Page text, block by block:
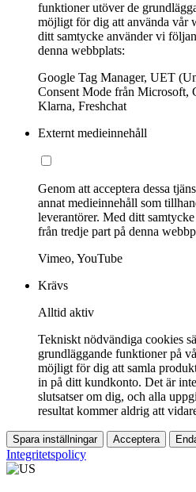
funktioner utöver de
möjligt för dig att använda vår
ditt samtycke använder vi
denna webbplats:
Google Tag Manager, UET
Consent Mode från Microsoft,
Klarna, Freshchat
Externt medieinnehåll
Genom att acceptera dessa
annat medieinnehåll som
leverantörer. Med ditt
från tredje part på denna
Vimeo, YouTube
Krävs
Alltid aktiv
Tekniskt nödvändiga cookies
grundläggande funktioner på
möjligt för dig att samla
in på ditt kundkonto. Det är
slutsatser om dig, och alla
resultat kommer aldrig att
Spara inställningar Acceptera
Integritetspolicy